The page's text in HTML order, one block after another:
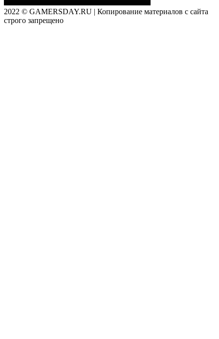
2022 © GAMERSDAY.RU | Копирование материалов с сайта
строго запрещено